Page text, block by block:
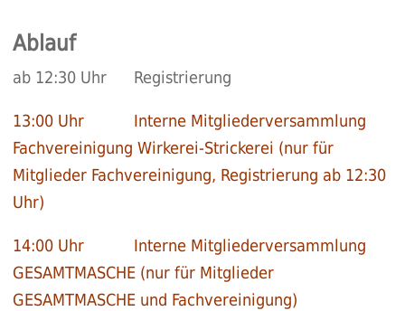
Ablauf
ab 12:30 Uhr Registrierung
13:00 Uhr Interne Mitgliederversammlung
Fachvereinigung Wirkerei-Strickerei (nur für
Mitglieder Fachvereinigung, Registrierung ab 12:30
Uhr)
14:00 Uhr Interne Mitgliederversammlung
GESAMTMASCHE (nur für Mitglieder
GESAMTMASCHE und Fachvereinigung)